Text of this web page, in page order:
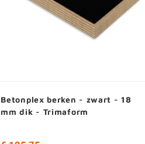
Betonplex berken - zwart - 18
mm dik - Trimaform